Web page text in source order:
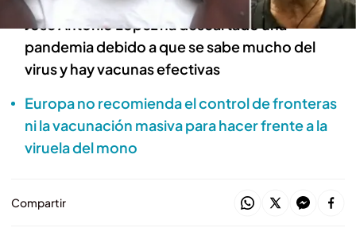
José Antonio López ha descartado una
pandemia debido a que se sabe mucho del
virus y hay vacunas efectivas
Europa no recomienda el control de fronteras
ni la vacunación masiva para hacer frente a la
viruela del mono
Compartir